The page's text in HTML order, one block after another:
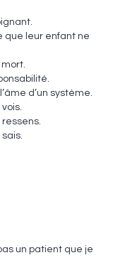
que leur enfant ne
d’un système.
un patient que je